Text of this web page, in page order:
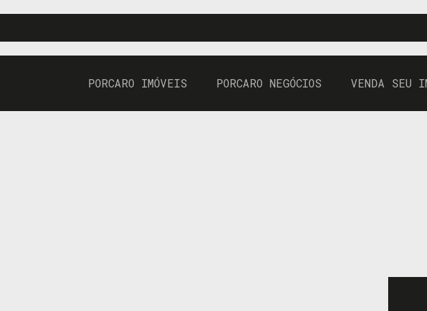
VENDA SEU
PORCARO NEGÓCIOS
PORCARO IMÓVEIS